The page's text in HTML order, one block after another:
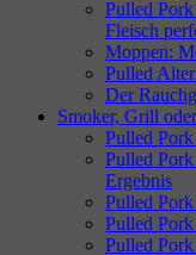
Pulled
Fleisch
Moppen:
Pulled
Der
Smoker, Grill
Pulled
Pulled
Ergebnis
Pulled
Pulled
Pulled